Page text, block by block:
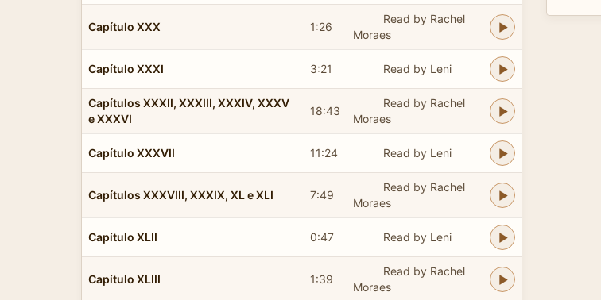
Capítulo XXX 1:26
Read by Rachel
Moraes
Capítulo XXXI 3:21 Read by Leni
Capítulos XXXII, XXXIII, XXXIV, XXXV
e XXXVI
18:43
Read by Rachel
Moraes
Capítulo XXXVII 11:24 Read by Leni
Capítulos XXXVIII, XXXIX, XL e XLI 7:49
Read by Rachel
Moraes
Capítulo XLII 0:47 Read by Leni
Capítulo XLIII 1:39
Read by Rachel
Moraes